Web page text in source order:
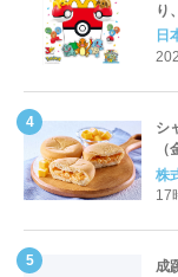
り
定
日
シ
株
17
成